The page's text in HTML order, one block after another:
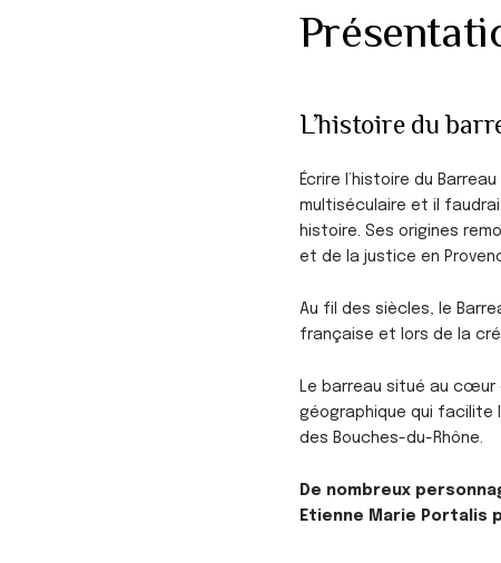
L’histoire du
Écrire l’histoire du
multiséculaire et il
histoire. Ses origines
et de la justice en
Au fil des siècles, le
française et lors de la
Le barreau situé au cœur
géographique qui facilite
des Bouches-du-Rhône.
De nombreux
Etienne Marie Portalis